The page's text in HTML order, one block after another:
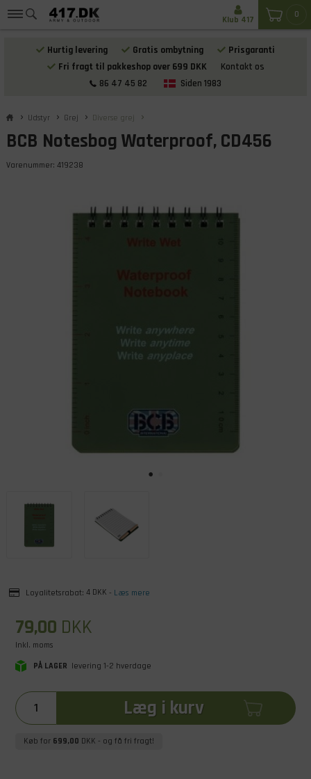
Hurtig levering Gratis ombytning
Prisgaranti
Fri fragt til pakkeshop over 699 DKK
Kontakt os
86 47 45 82
Siden 1983
0
Klub 417
Udstyr Grej Diverse grej
BCB Notesbog Waterproof, CD456
Varenummer: 419238
Loyalitetsrabat: 4 DKK - Læs mere
79,00 DKK
Inkl. moms
PÅ LAGER levering 1-2 hverdage
Læg i kurv
Køb for 699,00 DKK - og få fri fragt!